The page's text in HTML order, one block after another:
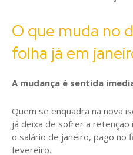
O que muda no
folha já em
A mudança é sentida
Quem se enquadra na nova
já deixa de sofrer a
o salário de janeiro, pago no
fevereiro.